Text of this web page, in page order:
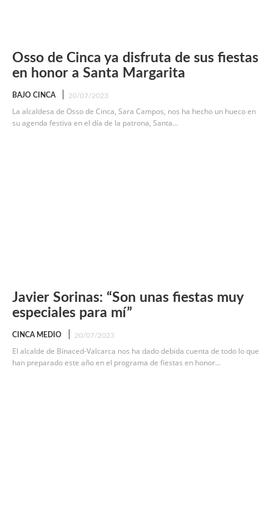
Osso de Cinca ya disfruta de sus fiestas
en honor a Santa Margarita
BAJO CINCA 20/07/2023
La alcaldesa de Osso de Cinca, Sara Campos, nos ha hecho un hueco en
su agenda festiva en el día de la patrona, Santa...
Javier Sorinas: “Son unas fiestas muy
especiales para mí”
CINCA MEDIO 20/07/2023
El alcalde de Binaced-Valcarca nos ha dado debida cuenta de todo lo que
han preparado este año en el programa de fiestas en honor...